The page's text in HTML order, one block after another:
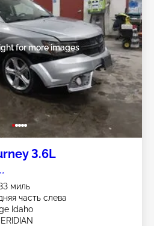
for more images
3.6L
миль
часть слева
Idaho